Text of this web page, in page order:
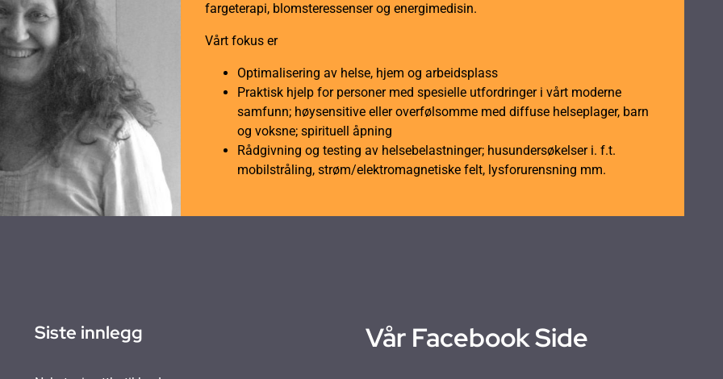
fargeterapi, blomsteressenser og energimedisin.
Vårt fokus er
Optimalisering av helse, hjem og arbeidsplass
Praktisk hjelp for personer med spesielle utfordringer i vårt moderne
samfunn; høysensitive eller overfølsomme med diffuse helseplager, barn
og voksne; spirituell åpning
Rådgivning og testing av helsebelastninger; husundersøkelser i. f.t.
mobilstråling, strøm/elektromagnetiske felt, lysforurensning mm.
Siste innlegg Vår Facebook Side